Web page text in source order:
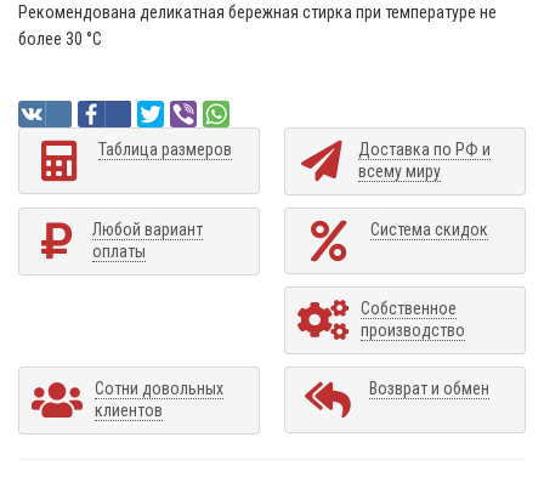
Рекомендована деликатная бережная стирка при температуре не
более 30 °C
Таблица размеров
Доставка по РФ и
всему миру
Любой вариант
оплаты
Система скидок
Собственное
производство
Сотни довольных
клиентов
Возврат и обмен